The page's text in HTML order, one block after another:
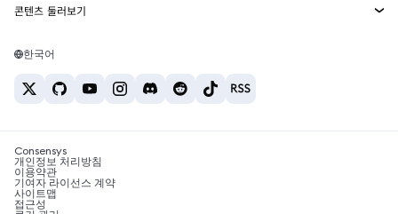
웹3 서비스
고객 지원
채용
테더 가격
USDT를 INR로 환전
BTC를 INR로 환전
ETH를 USDT로 환전
ETH 매수
USDT 매수
SHIB 매수
BNB 매수
콘텐츠 둘러보기
솔라나 지갑
암호화폐 세금 뉴스
암호화폐 매수 방법
한국어
Consensys
개인정보 처리방침
이용약관
기여자 라이선스 계약
사이트맵
접근성